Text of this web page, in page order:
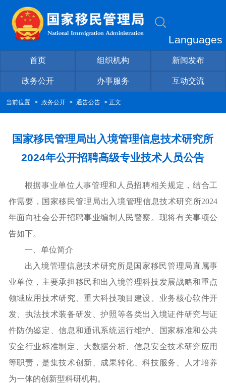
Languages
首页 组织机构 新闻发布
政务公开 办事服务 互动交流
当前位置 > 政务公开 > 通告公告 > 正文
国家移民管理局出入境管理信息技术研究所
2024年公开招聘高级专业技术人员公告
根据事业单位人事管理和人员招聘相关规定，结合工
作需要，国家移民管理局出入境管理信息技术研究所2024
年面向社会公开招聘事业编制人民警察。现将有关事项公
告如下。
一、单位简介
出入境管理信息技术研究所是国家移民管理局直属事
业单位，主要承担移民和出入境管理科技发展战略和重点
领域应用技术研究、重大科技项目建设、业务核心软件开
发、执法技术装备研发、护照等各类出入境证件研究与证
件防伪鉴定、信息和通讯系统运行维护、国家标准和公共
安全行业标准制定、大数据分析、信息安全技术研究应用
等职责，是集技术创新、成果转化、科技服务、人才培养
为一体的创新型科研机构。